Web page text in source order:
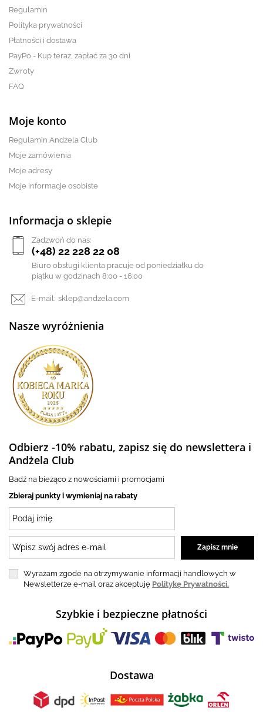
Regulamin
Polityka prywatności
Płatności i dostawa
PayPo - Kup teraz, zapłać za 30 dni
Zwroty
FAQ
Moje konto
Regulamin Andżela Club
Moje zamówienia
Moje adresy
Moje informacje osobiste
Informacja o sklepie
Zadzwoń do nas:
(+48) 22 228 22 08
Biuro obsługi klienta pracuje od poniedziałku do
piątku w godzinach 8:00 - 16:00
E-mail: sklep@andzela.com
Nasze wyróżnienia
Odbierz -10% rabatu, zapisz się do newslettera i
Andżela Club
Badź na bieżąco z nowościami i promocjami
Zbieraj punkty i wymieniaj na rabaty
Wyrażam zgode na otrzymywanie informacji handlowych w
Newsletterze e-mail oraz akceptuję Politykę Prywatności.
Szybkie i bezpieczne płatności
Dostawa